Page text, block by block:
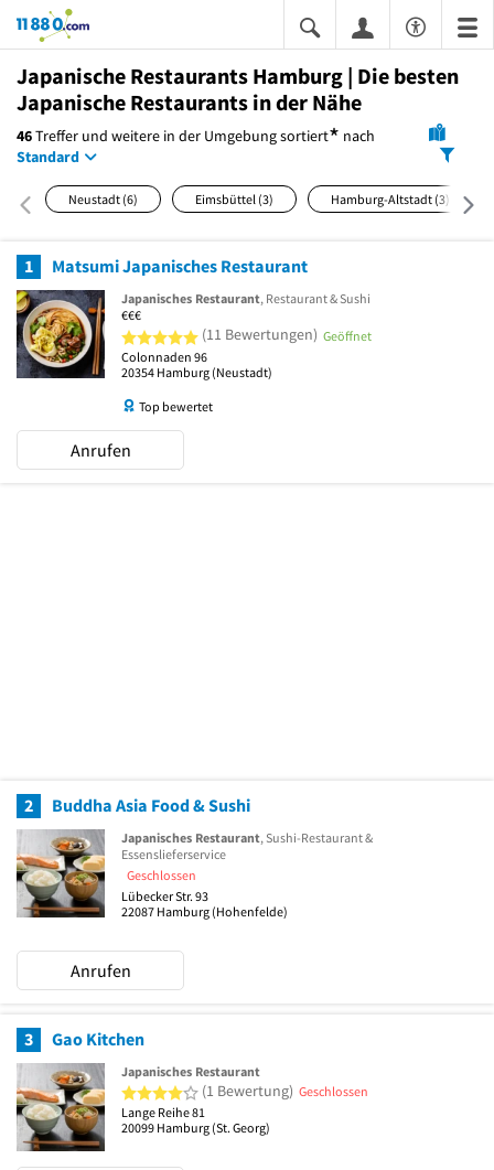
11880.com
Japanische Restaurants Hamburg | Die besten
Japanische Restaurants in der Nähe
46Treffer und weitere in der Umgebungsortiert* nach
Standard
Neustadt (6) Eimsbüttel (3) Hamburg-Altstadt (3)
1 Matsumi Japanisches Restaurant
Japanisches Restaurant, Restaurant & Sushi
€€€
5 von 5 Sternen
(11 Bewertungen) Geöffnet
Colonnaden 96
20354 Hamburg (Neustadt)
Top bewertet
Anrufen
2 Buddha Asia Food & Sushi
Japanisches Restaurant, Sushi-Restaurant &
Essenslieferservice
Geschlossen
Lübecker Str. 93
22087 Hamburg (Hohenfelde)
Anrufen
3 Gao Kitchen
Japanisches Restaurant
4 von 5 Sternen
(1 Bewertung) Geschlossen
Lange Reihe 81
20099 Hamburg (St. Georg)